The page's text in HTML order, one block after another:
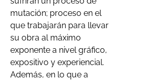
mutación; proceso en el
que trabajarán para llevar
su obra al máximo
exponente a nivel gráfico,
expositivo y experiencial.
Además, en lo que a